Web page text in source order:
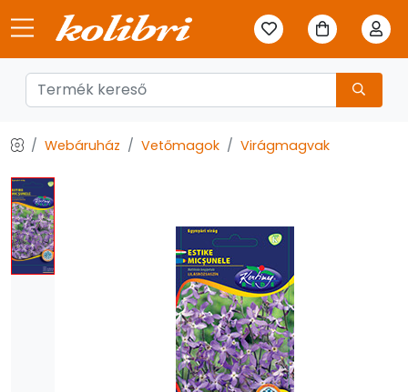
Webáruház Vetőmagok Virágmagvak